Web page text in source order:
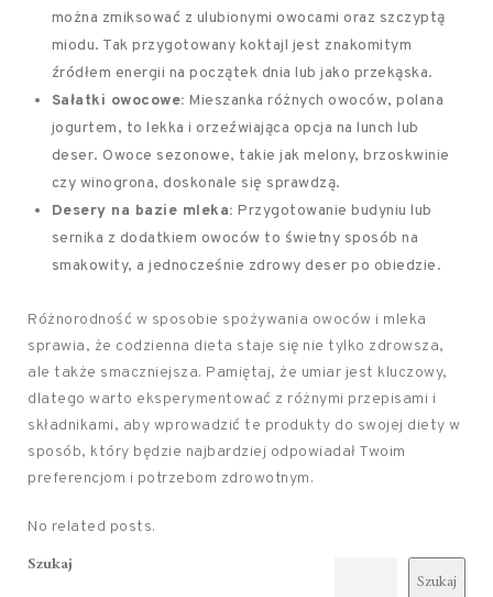
można zmiksować z ulubionymi owocami oraz szczyptą
miodu. Tak przygotowany koktajl jest znakomitym
źródłem energii na początek dnia lub jako przekąska.
Sałatki owocowe: Mieszanka różnych owoców, polana
jogurtem, to lekka i orzeźwiająca opcja na lunch lub
deser. Owoce sezonowe, takie jak melony, brzoskwinie
czy winogrona, doskonale się sprawdzą.
Desery na bazie mleka: Przygotowanie budyniu lub
sernika z dodatkiem owoców to świetny sposób na
smakowity, a jednocześnie zdrowy deser po obiedzie.
Różnorodność w sposobie spożywania owoców i mleka
sprawia, że codzienna dieta staje się nie tylko zdrowsza,
ale także smaczniejsza. Pamiętaj, że umiar jest kluczowy,
dlatego warto eksperymentować z różnymi przepisami i
składnikami, aby wprowadzić te produkty do swojej diety w
sposób, który będzie najbardziej odpowiadał Twoim
preferencjom i potrzebom zdrowotnym.
No related posts.
Szukaj
Szukaj